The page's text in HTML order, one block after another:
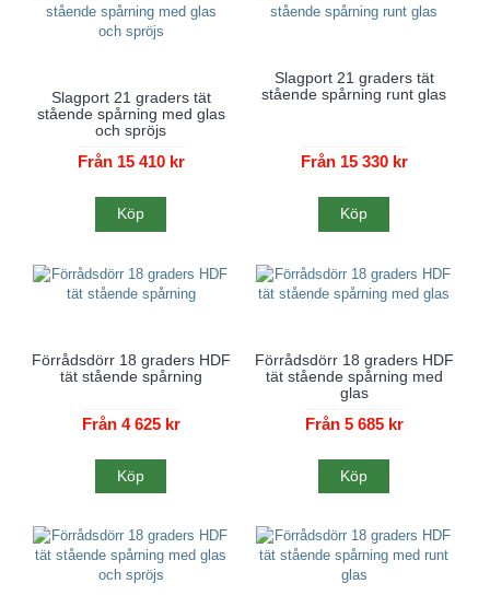
Slagport 21 graders tät
stående spårning med glas
och spröjs
Från 15 410 kr
Köp
Slagport 21 graders tät
stående spårning runt glas
Från 15 330 kr
Köp
Förrådsdörr 18 graders HDF
tät stående spårning
Från 4 625 kr
Köp
Förrådsdörr 18 graders HDF
tät stående spårning med
glas
Från 5 685 kr
Köp